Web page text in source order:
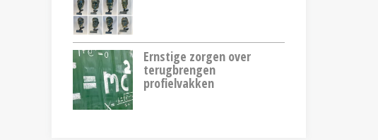
Ernstige zorgen over
terugbrengen
profielvakken